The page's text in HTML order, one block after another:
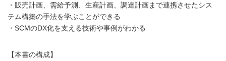
・販売計画、需給予測、生産計画、調達計画まで連携させたシス
テム構築の手法を学ぶことができる
・SCMのDX化を支える技術や事例がわかる
【本書の構成】